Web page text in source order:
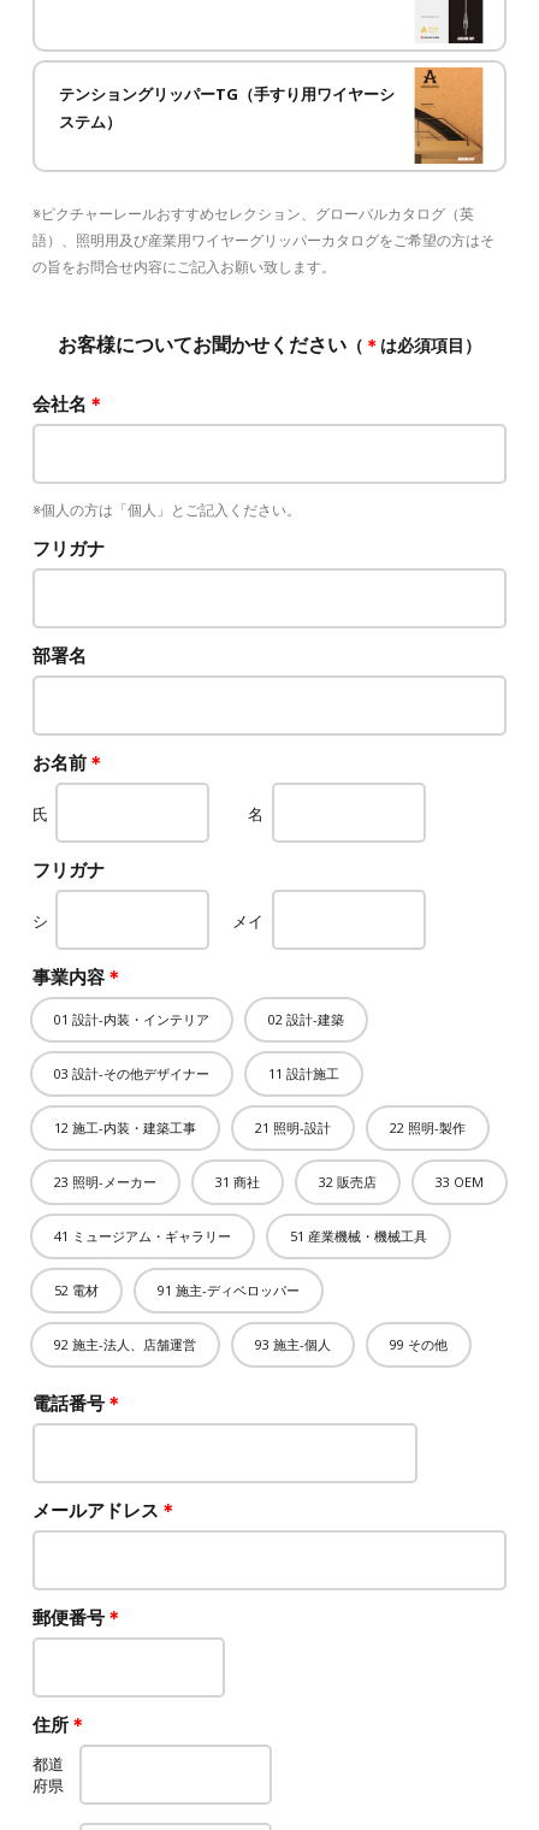
テンショングリッパーTG（手すり用ワイヤーシ
ステム）
※ピクチャーレールおすすめセレクション、グローバルカタログ（英
語）、 照明用及び産業用ワイヤーグリッパーカタログをご希望の方はそ
の旨をお問合せ内容にご記入お願い致します。
お客様についてお聞かせください （ ＊ は必須項目）
会社名 ＊
※個人の方は「個人」とご記入ください。
フリガナ
部署名
お名前＊
氏 名
フリガナ
シ メイ
事業内容＊
01 設計-内装・インテリア 02 設計-建築
03 設計-その他デザイナー 11 設計施工
12 施工-内装・建築工事 21 照明-設計 22 照明-製作
23 照明-メーカー 31 商社 32 販売店 33 OEM
41 ミュージアム・ギャラリー 51 産業機械・機械工具
52 電材 91 施主-ディベロッパー
92 施主-法人、店舗運営 93 施主-個人 99 その他
電話番号＊
メールアドレス ＊
郵便番号＊
住所＊
都道
府県